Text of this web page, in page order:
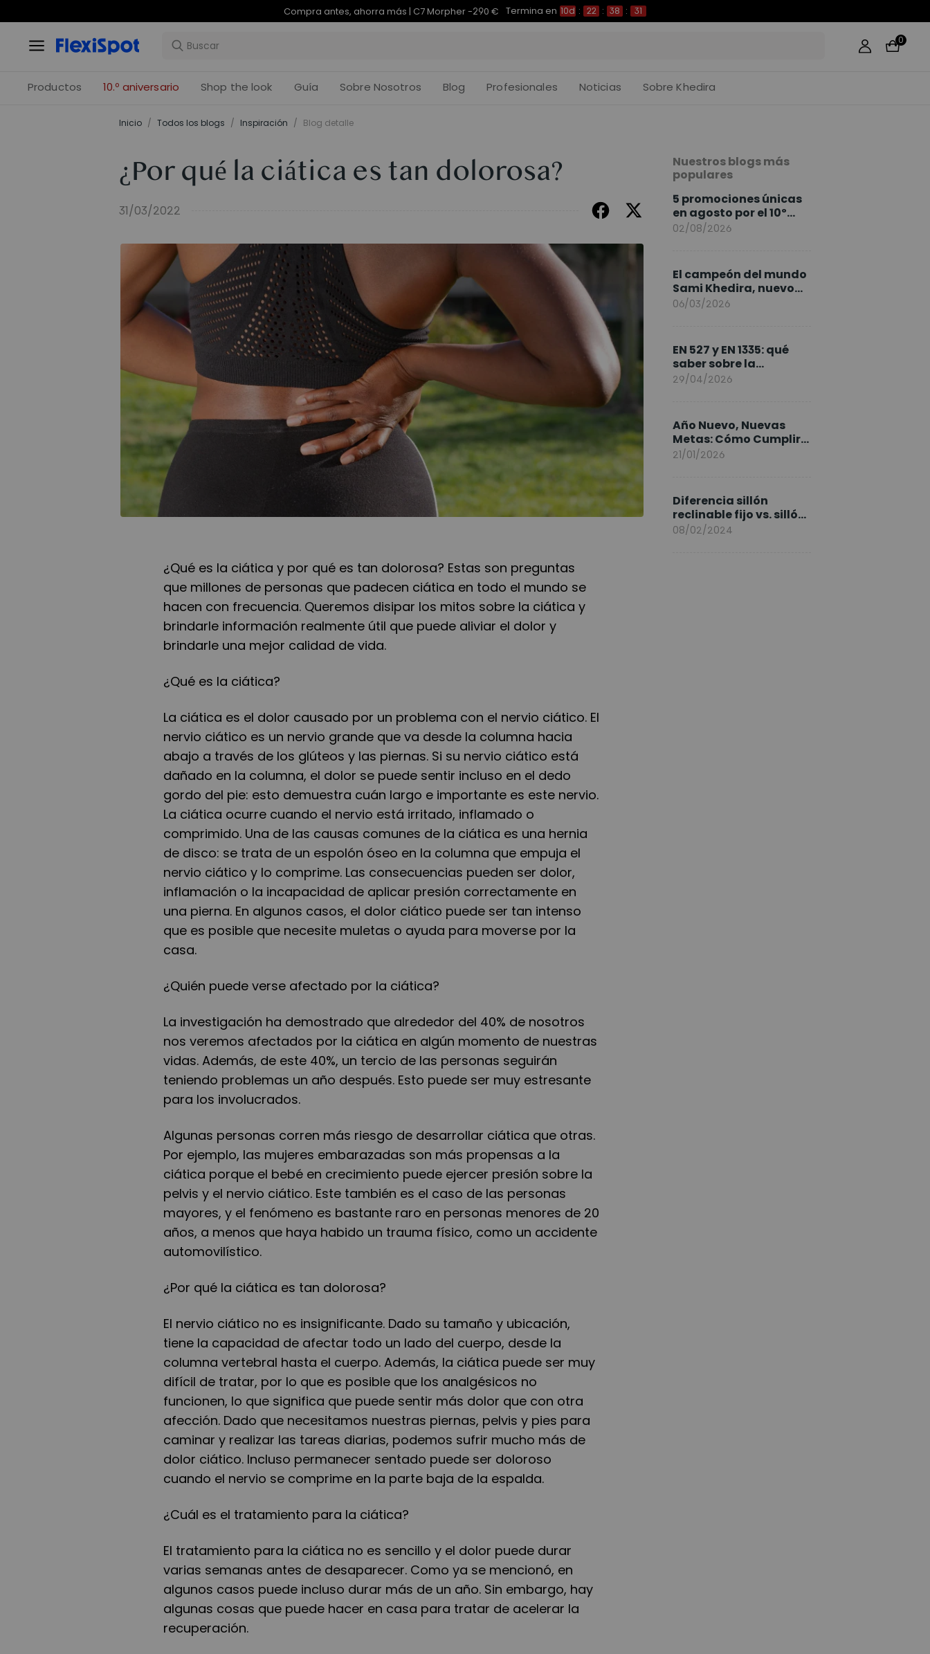
Compra antes, ahorra más | E7 Plus -200 € Termina en 10d : 22 : 38 : 30
0
Productos 10.º aniversario Shop the look Guía Sobre Nosotros Blog Profesionales Noticias Sobre Khedira
Inicio / Todos los blogs / Inspiración / Blog detalle
¿Por qué la ciática es tan dolorosa?
31/03/2022
¿Qué es la ciática y por qué es tan dolorosa? Estas son preguntas
que millones de personas que padecen ciática en todo el mundo se
hacen con frecuencia. Queremos disipar los mitos sobre la ciática y
brindarle información realmente útil que puede aliviar el dolor y
brindarle una mejor calidad de vida.
¿Qué es la ciática?
La ciática es el dolor causado por un problema con el nervio ciático. El
nervio ciático es un nervio grande que va desde la columna hacia
abajo a través de los glúteos y las piernas. Si su nervio ciático está
dañado en la columna, el dolor se puede sentir incluso en el dedo
gordo del pie: esto demuestra cuán largo e importante es este nervio.
La ciática ocurre cuando el nervio está irritado, inflamado o
comprimido. Una de las causas comunes de la ciática es una hernia
de disco: se trata de un espolón óseo en la columna que empuja el
nervio ciático y lo comprime. Las consecuencias pueden ser dolor,
inflamación o la incapacidad de aplicar presión correctamente en
una pierna. En algunos casos, el dolor ciático puede ser tan intenso
que es posible que necesite muletas o ayuda para moverse por la
casa.
¿Quién puede verse afectado por la ciática?
La investigación ha demostrado que alrededor del 40% de nosotros
nos veremos afectados por la ciática en algún momento de nuestras
vidas. Además, de este 40%, un tercio de las personas seguirán
teniendo problemas un año después. Esto puede ser muy estresante
para los involucrados.
Algunas personas corren más riesgo de desarrollar ciática que otras.
Por ejemplo, las mujeres embarazadas son más propensas a la
ciática porque el bebé en crecimiento puede ejercer presión sobre la
pelvis y el nervio ciático. Este también es el caso de las personas
mayores, y el fenómeno es bastante raro en personas menores de 20
años, a menos que haya habido un trauma físico, como un accidente
automovilístico.
¿Por qué la ciática es tan dolorosa?
El nervio ciático no es insignificante. Dado su tamaño y ubicación,
tiene la capacidad de afectar todo un lado del cuerpo, desde la
columna vertebral hasta el cuerpo. Además, la ciática puede ser muy
difícil de tratar, por lo que es posible que los analgésicos no
funcionen, lo que significa que puede sentir más dolor que con otra
afección. Dado que necesitamos nuestras piernas, pelvis y pies para
caminar y realizar las tareas diarias, podemos sufrir mucho más de
dolor ciático. Incluso permanecer sentado puede ser doloroso
cuando el nervio se comprime en la parte baja de la espalda.
¿Cuál es el tratamiento para la ciática?
El tratamiento para la ciática no es sencillo y el dolor puede durar
varias semanas antes de desaparecer. Como ya se mencionó, en
algunos casos puede incluso durar más de un año. Sin embargo, hay
algunas cosas que puede hacer en casa para tratar de acelerar la
recuperación.
Nuestros blogs más
populares
5 promociones únicas
en agosto por el 10º
Aniversario de
02/08/2026
El campeón del mundo
Sami Khedira, nuevo
embajador de
06/03/2026
EN 527 y EN 1335: qué
saber sobre la
normativa de los
29/04/2026
Año Nuevo, Nuevas
Metas: Cómo Cumplir
tus Objetivos Fitness
21/01/2026
Diferencia sillón
reclinable fijo vs. sillón
elevable
08/02/2024